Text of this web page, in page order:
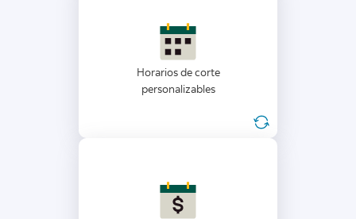
Horarios de corte
personalizables
Horarios de corte
personalizables: a las 21:00 hrs
o las 24:00 hrs
Flexibilidad en los días de
abono: De lunes a viernes o de